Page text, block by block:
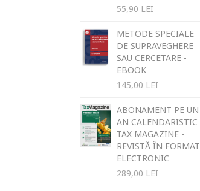
55,90 LEI
METODE SPECIALE
DE SUPRAVEGHERE
SAU CERCETARE -
EBOOK
145,00 LEI
ABONAMENT PE UN
AN CALENDARISTIC
TAX MAGAZINE -
REVISTĂ ÎN FORMAT
ELECTRONIC
289,00 LEI